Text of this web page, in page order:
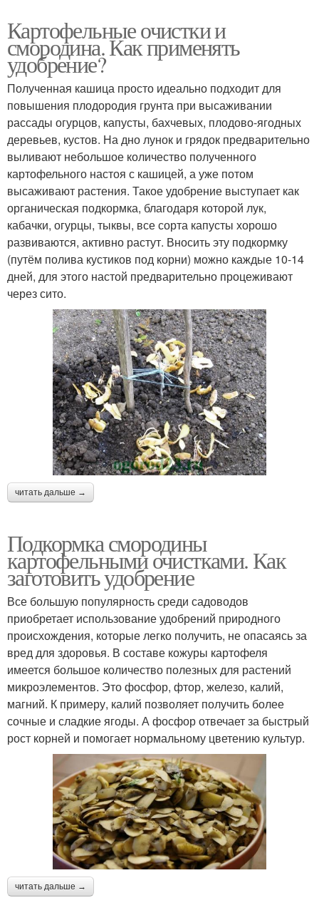
Картофельные очистки и
смородина. Как применять
удобрение?
Полученная кашица просто идеально подходит для
повышения плодородия грунта при высаживании
рассады огурцов, капусты, бахчевых, плодово-ягодных
деревьев, кустов. На дно лунок и грядок предварительно
выливают небольшое количество полученного
картофельного настоя с кашицей, а уже потом
высаживают растения. Такое удобрение выступает как
органическая подкормка, благодаря которой лук,
кабачки, огурцы, тыквы, все сорта капусты хорошо
развиваются, активно растут. Вносить эту подкормку
(путём полива кустиков под корни) можно каждые 10-14
дней, для этого настой предварительно процеживают
через сито.
читать дальше →
Подкормка смородины
картофельными очистками. Как
заготовить удобрение
Все большую популярность среди садоводов
приобретает использование удобрений природного
происхождения, которые легко получить, не опасаясь за
вред для здоровья. В составе кожуры картофеля
имеется большое количество полезных для растений
микроэлементов. Это фосфор, фтор, железо, калий,
магний. К примеру, калий позволяет получить более
сочные и сладкие ягоды. А фосфор отвечает за быстрый
рост корней и помогает нормальному цветению культур.
читать дальше →